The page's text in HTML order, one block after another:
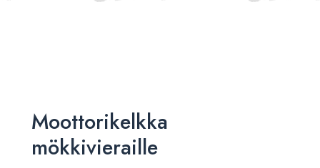
Moottorikelkka
mökkivieraille